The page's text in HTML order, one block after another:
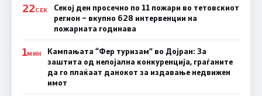
22СЕК
Секој ден просечно по 11 пожари во тетовскиот
регион – вкупно 628 интервенции на
пожарната годинава
1МИН
Кампањата “Фер туризам” во Дојран: За
заштита од нелојална конкуренција, граѓаните
да го плаќаат данокот за издавање недвижен
имот